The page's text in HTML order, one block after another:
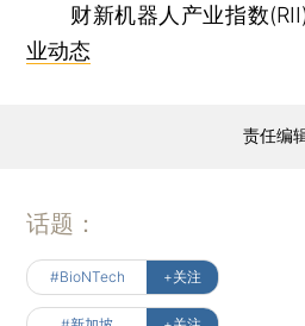
财新机器人产业指数(RII)
业动态
责任编
话题：
#BioNTech +关注